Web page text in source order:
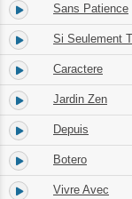
4. Sans Patience
5. Si Seulement
6. Caractere
7. Jardin Zen
8. Depuis
9. Botero
10. Vivre Avec